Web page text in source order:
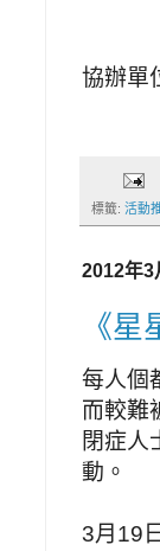
協辦單
標籤: 活動
2012年3
《
每人個
而較難
閉症人
動 。
3月 19